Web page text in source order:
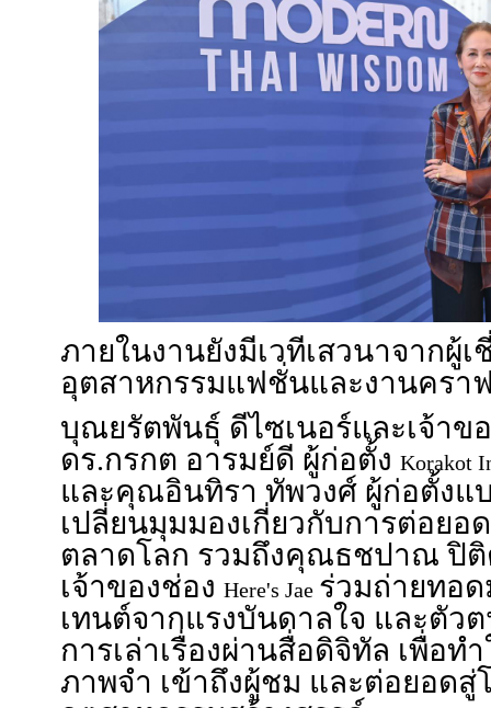
ภายในงานยังมีเวทีเสวนาจากผู้
อุตสาหกรรมแฟชั่นและงานคร
บุณยรัตพันธุ์ ดีไซเนอร์และเจ้าข
ดร.กรกต อารมย์ดี ผู้ก่อตั้ง Korakot
และคุณอินทิรา ทัพวงศ์ ผู้ก่อตั้งแ
เปลี่ยนมุมมองเกี่ยวกับการต่อยอ
ตลาดโลก รวมถึงคุณธชปาณ ปิ
เจ้าของช่อง Here's Jae ร่วมถ่ายทอ
เทนต์จากแรงบันดาลใจ และตัว
การเล่าเรื่องผ่านสื่อดิจิทัล เพื่อท
ภาพจำ เข้าถึงผู้ชม และต่อยอดสู่